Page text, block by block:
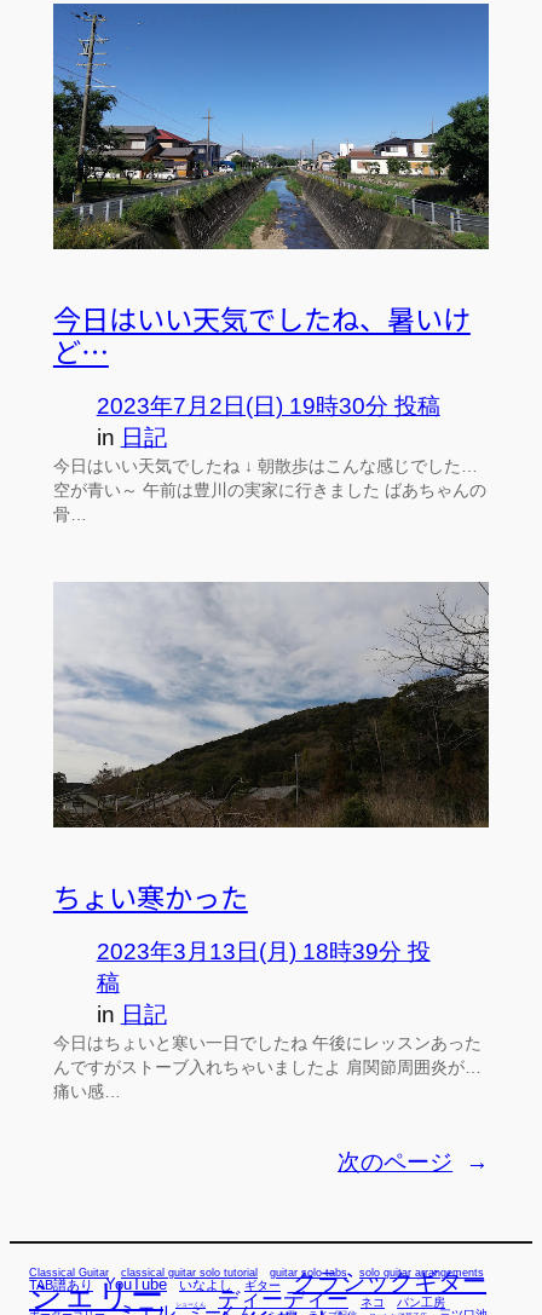
今日はいい天気でしたね、暑いけ
ど…
2023年7月2日(日) 19時30分 投稿
in 日記
今日はいい天気でしたね ↓ 朝散歩はこんな感じでした…
空が青い～ 午前は豊川の実家に行きました ばあちゃんの
骨…
ちょい寒かった
2023年3月13日(月) 18時39分 投
稿
in 日記
今日はちょいと寒い一日でしたね 午後にレッスンあった
んですがストーブ入れちゃいましたよ 肩関節周囲炎が…
痛い感…
次のページ →
Classical Guitar classical guitar solo tutorial guitar solo tabs solo guitar arrangements
TAB譜あり YouTube いなよし ギター クラシックギター
シェリー シューくん ディーディー ネコ パン工房